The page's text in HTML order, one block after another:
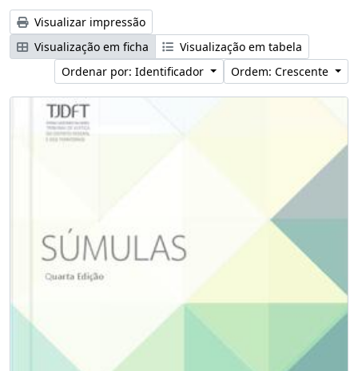
Visualizar impressão
Visualização em ficha
Visualização em tabela
Ordenar por: Identificador
Ordem: Crescente